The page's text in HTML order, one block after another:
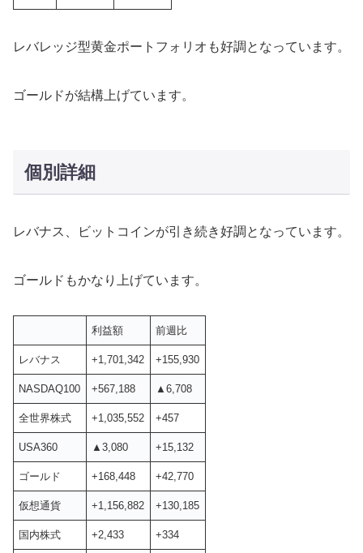
レバレッジ型黄金ポートフォリオも好調となっています。
ゴールドが結構上げています。
個別詳細
レバナス、ビットコインが引き続き好調となっています。
ゴールドもかなり上げています。
利益額 前週比
レバナス +1,701,342 +155,930
NASDAQ100 +567,188 ▲6,708
全世界株式 +1,035,552 +457
USA360 ▲3,080 +15,132
ゴールド +168,448 +42,770
仮想通貨 +1,156,882 +130,185
国内株式 +2,433 +334